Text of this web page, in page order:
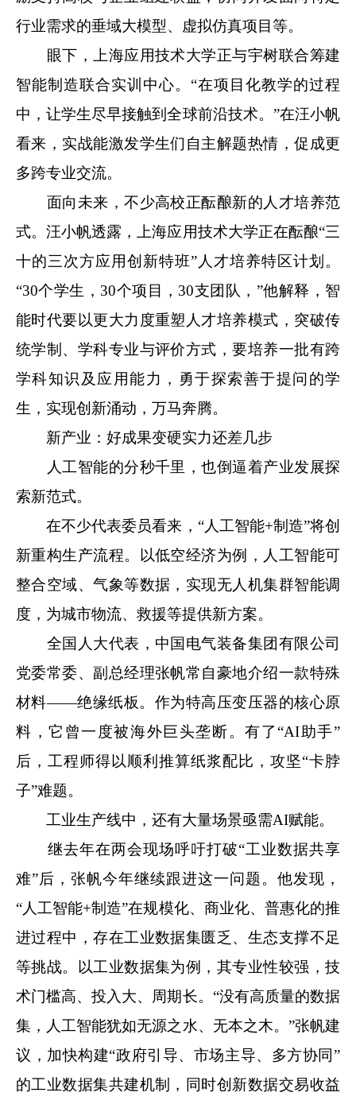
行业需求的垂域大模型、虚拟仿真项目等。
眼下，上海应用技术大学正与宇树联合筹建
智能制造联合实训中心。“在项目化教学的过程
中，让学生尽早接触到全球前沿技术。”在汪小帆
看来，实战能激发学生们自主解题热情，促成更
多跨专业交流。
面向未来，不少高校正酝酿新的人才培养范
式。汪小帆透露，上海应用技术大学正在酝酿“三
十的三次方应用创新特班”人才培养特区计划。
“30个学生，30个项目，30支团队，”他解释，智
能时代要以更大力度重塑人才培养模式，突破传
统学制、学科专业与评价方式，要培养一批有跨
学科知识及应用能力，勇于探索善于提问的学
生，实现创新涌动，万马奔腾。
新产业：好成果变硬实力还差几步
人工智能的分秒千里，也倒逼着产业发展探
索新范式。
在不少代表委员看来，“人工智能+制造”将创
新重构生产流程。以低空经济为例，人工智能可
整合空域、气象等数据，实现无人机集群智能调
度，为城市物流、救援等提供新方案。
全国人大代表，中国电气装备集团有限公司
党委常委、副总经理张帆常自豪地介绍一款特殊
材料——绝缘纸板。作为特高压变压器的核心原
料，它曾一度被海外巨头垄断。有了“AI助手”
后，工程师得以顺利推算纸浆配比，攻坚“卡脖
子”难题。
工业生产线中，还有大量场景亟需AI赋能。
继去年在两会现场呼吁打破“工业数据共享
难”后，张帆今年继续跟进这一问题。他发现，
“人工智能+制造”在规模化、商业化、普惠化的推
进过程中，存在工业数据集匮乏、生态支撑不足
等挑战。以工业数据集为例，其专业性较强，技
术门槛高、投入大、周期长。“没有高质量的数据
集，人工智能犹如无源之水、无本之木。”张帆建
议，加快构建“政府引导、市场主导、多方协同”
的工业数据集共建机制，同时创新数据交易收益